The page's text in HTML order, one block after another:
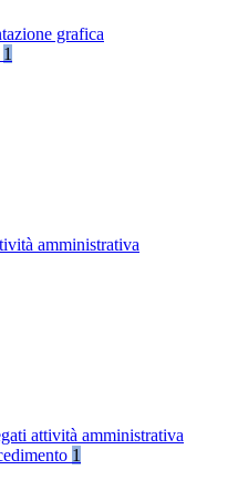
grafica
1
amministrativa
attività amministrativa
1